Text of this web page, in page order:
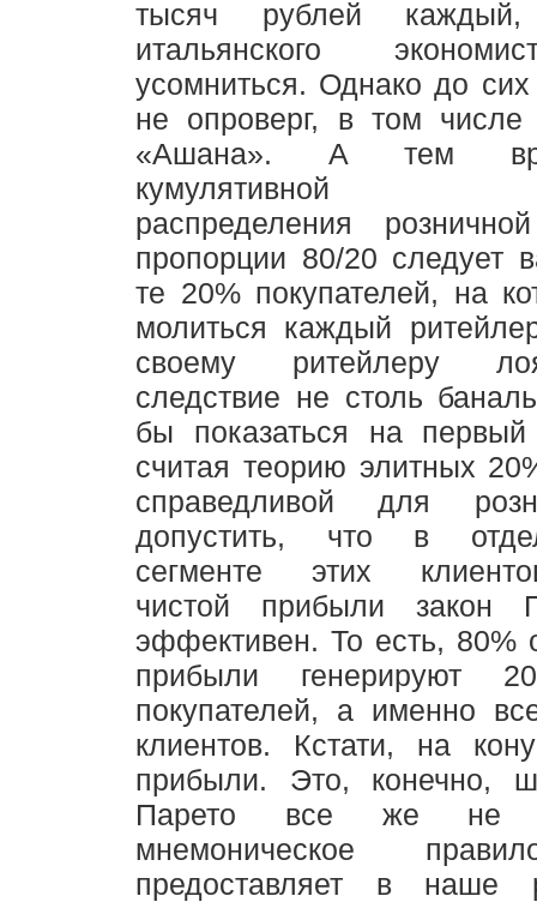
тысяч рублей
итальянского
усомниться. Однако до сих
не опроверг, в том числе
«Ашана». А тем
кумулятивной
распределения
пропорции 80/20 следует
те 20% покупателей, на
молиться каждый
своему ритейлеру
следствие не столь
бы показаться на
считая теорию элитных
справедливой для
допустить, что в
сегменте этих
чистой прибыли закон
эффективен. То есть, 80%
прибыли генерируют
покупателей, а именно
клиентов. Кстати, на
прибыли. Это, конечно,
Парето все же не
мнемоническое
предоставляет в наше